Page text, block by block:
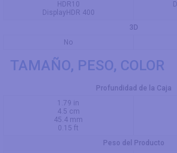
HDR10
DisplayHDR 400
3D
No
TAMAÑO, PESO, COLOR
Profundidad de la Caja
1.79 in
4.5 cm
45.4 mm
0.15 ft
Peso del Producto